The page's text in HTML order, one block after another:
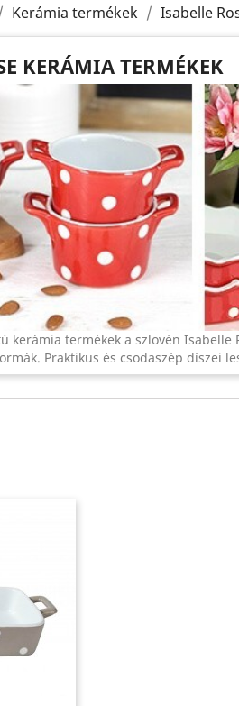
Kerámia termékek Isabelle
KERÁMIA TERMÉKEK
kerámia termékek a szlovén
Praktikus és csodaszép díszei